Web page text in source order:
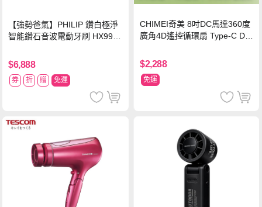
【強勢爸氣】PHILIP 鑽白極淨
智能鑽石音波電動牙刷 HX9924
$6,888
券 折 贈 免運
CHIMEI奇美 8吋DC馬達360度
廣角4D遙控循環扇 Type-C DF-
$2,288
免運